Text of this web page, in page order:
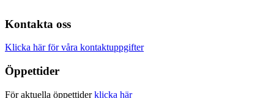
Kontakta oss
Klicka här för våra kontaktuppgifter
Öppettider
För aktuella öppettiderklicka här